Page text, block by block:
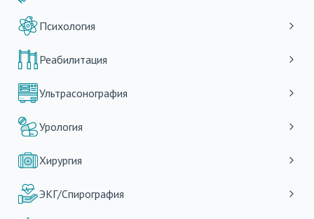
Психология
Реабилитация
Ультрасонография
Урология
Хирургия
ЭКГ/Спирография